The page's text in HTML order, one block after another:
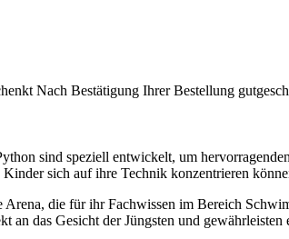
Nach Bestätigung Ihrer Bestellung
sind speziell entwickelt, um
sich auf ihre Technik konzentrieren
die für ihr Fachwissen im Bereich
an das Gesicht der Jüngsten und gewährleisten